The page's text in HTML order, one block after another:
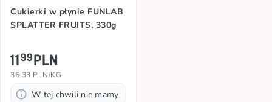
Cukierki w płynie FUNLAB
SPLATTER FRUITS, 330g
1199PLN
36.33 PLN/KG
W tej chwili nie mamy